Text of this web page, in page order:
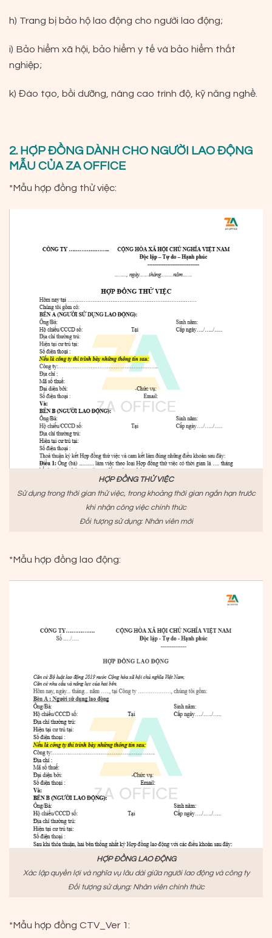
h) Trang bị bảo hộ lao động cho người lao động;
i) Bảo hiểm xã hội, bảo hiểm y tế và bảo hiểm thất
nghiệp;
k) Đào tạo, bồi dưỡng, nâng cao trình độ, kỹ năng nghề.
2. HỢP ĐỒNG DÀNH CHO NGƯỜI LAO ĐỘNG
MẪU CỦA ZA OFFICE
*Mẫu hợp đồng thử việc:
HỢP ĐỒNG THỬ VIỆC
Sử dụng trong thời gian thử việc, trong khoảng thời gian ngắn hạn trước
khi nhận công việc chính thức
Đối tượng sử dụng: Nhân viên mới
*Mẫu hợp đồng lao động:
HỢP ĐỒNG LAO ĐỘNG
Xác lập quyền lợi và nghĩa vụ lâu dài giữa người lao động và công ty
Đối tượng sử dụng: Nhân viên chính thức
*Mẫu hợp đồng CTV_Ver 1: